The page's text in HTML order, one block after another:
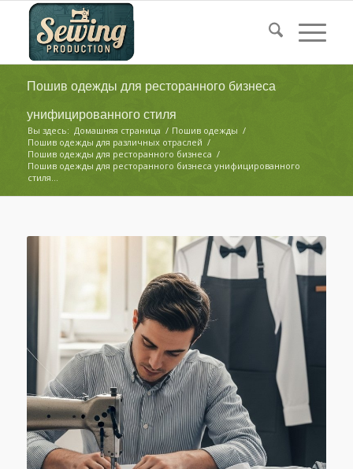
Пошив одежды для ресторанного бизнеса
унифицированного стиля
Вы здесь: Домашняя страница / Пошив одежды /
Пошив одежды для различных отраслей /
Пошив одежды для ресторанного бизнеса /
Пошив одежды для ресторанного бизнеса унифицированного
стиля...